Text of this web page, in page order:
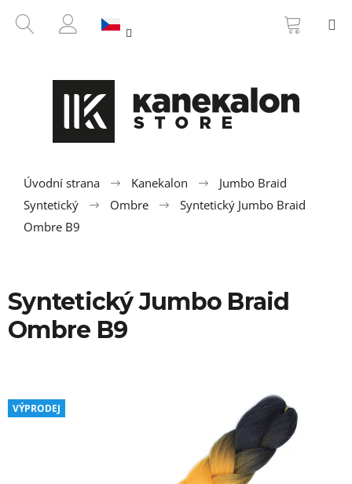
HLEDAT
PŘIHLÁŠENÍ
KOŠÍK
Úvodní strana Kanekalon
Jumbo Braid
Syntetický
Ombre
Syntetický Jumbo Braid
Ombre B9
Syntetický Jumbo Braid
Ombre B9
VÝPRODEJ
ZPĚT
ZPĚT
e
b
e
t
e
í